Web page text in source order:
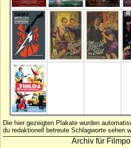
Die hier gezeigten Plakate wurden
du redaktionell betreute Schlagworte sehen
Archiv für